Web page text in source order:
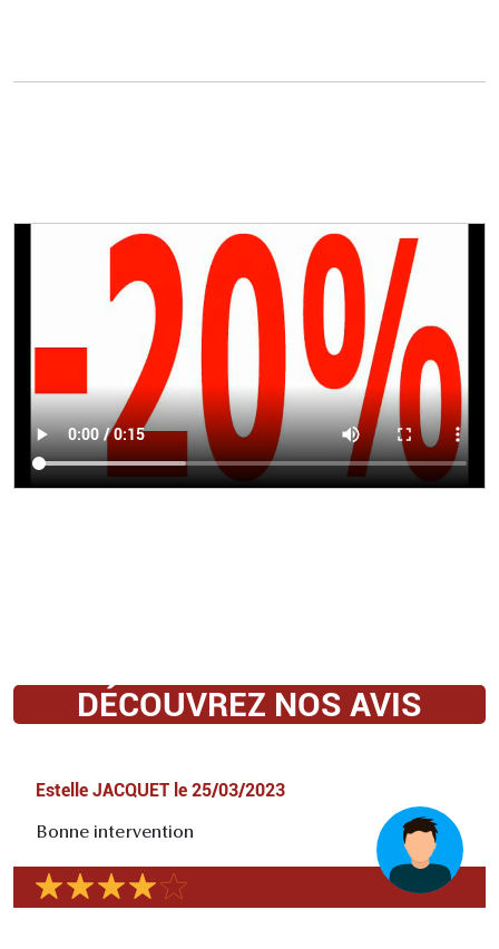
DÉCOUVREZ NOS AVIS
Estelle JACQUET le 25/03/2023
Bonne intervention